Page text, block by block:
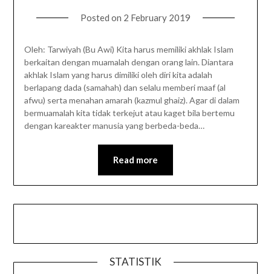
Posted on 2 February 2019
Oleh: Tarwiyah (Bu Awi) Kita harus memiliki akhlak Islam
berkaitan dengan muamalah dengan orang lain. Diantara
akhlak Islam yang harus dimiliki oleh diri kita adalah
berlapang dada (samahah) dan selalu memberi maaf (al
afwu) serta menahan amarah (kazmul ghaiz). Agar di dalam
bermuamalah kita tidak terkejut atau kaget bila bertemu
dengan kareakter manusia yang berbeda-beda…
Read more
STATISTIK